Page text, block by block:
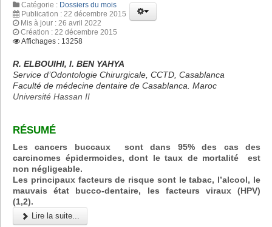
Catégorie : Dossiers du mois
Publication : 22 décembre 2015
Mis à jour : 26 avril 2022
Création : 22 décembre 2015
Affichages : 13258
R. ELBOUIHI, I. BEN YAHYA
Service d’Odontologie Chirurgicale, CCTD, Casablanca
Faculté de médecine dentaire de Casablanca. Maroc
Université Hassan II
RÉSUMÉ
Les cancers buccaux sont dans 95% des cas des
carcinomes épidermoides, dont le taux de mortalité est
non négligeable.
Les principaux facteurs de risque sont le tabac, l’alcool, le
mauvais état bucco-dentaire, les facteurs viraux (HPV)
(1,2).
Lire la suite...